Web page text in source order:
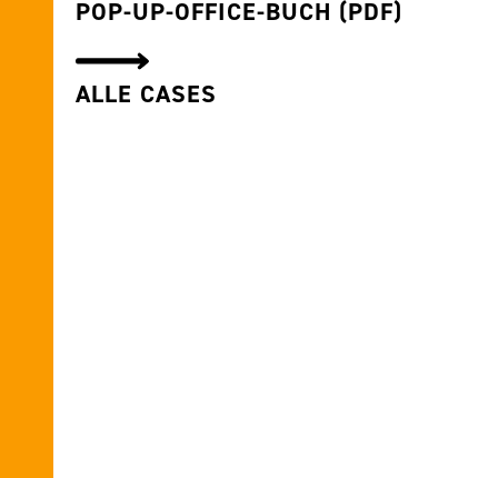
POP-UP-OFFICE-BUCH (PDF)
ALLE CASES